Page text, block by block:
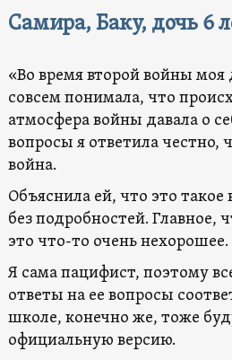
Самира, Баку, дочь 6
«Во время второй войны моя
совсем понимала, что
атмосфера войны давала о
вопросы я ответила честно,
война.
Объяснила ей, что это
без подробностей. Главное,
это что-то очень нехорошее.
Я сама пацифист, поэтому
ответы на ее вопросы
школе, конечно же, тоже
официальную версию.